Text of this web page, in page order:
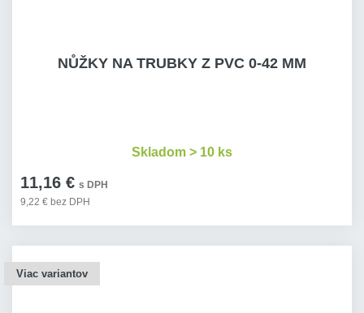
NŮŽKY NA TRUBKY Z PVC 0-42 MM
11,16 € s DPH
9,22 € bez DPH
Skladom > 10 ks
Viac variantov